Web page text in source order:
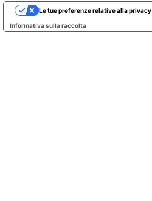
Informativa sulla raccolta
Le tue preferenze relative alla privacy